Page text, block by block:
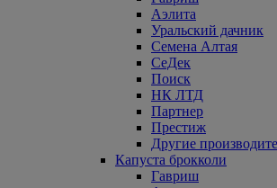
Аэлита
Уральский дачник
Семена Алтая
СеДек
Поиск
НК ЛТД
Партнер
Престиж
Другие
Капуста брокколи
Гавриш